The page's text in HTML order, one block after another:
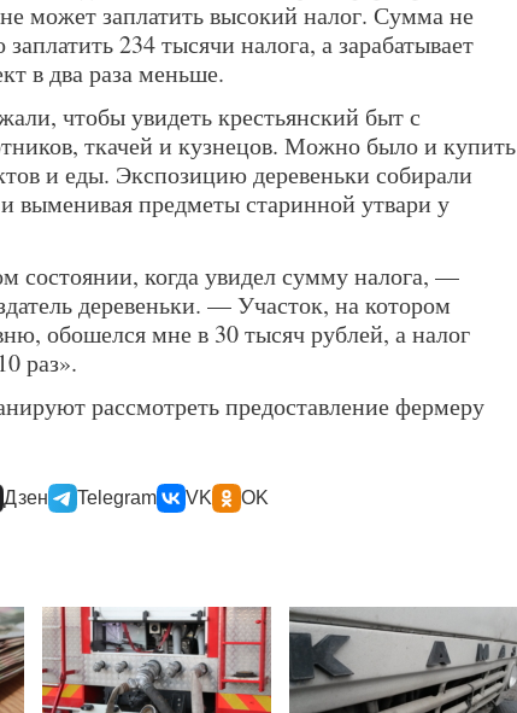
может заплатить высокий налог. Сумма не
234 тысячи налога, а зарабатывает
в два раза меньше.
чтобы увидеть крестьянский быт с
ткачей и кузнецов. Можно было и купить
и еды. Экспозицию деревеньки собирали
выменивая предметы старинной утвари у
состоянии, когда увидел сумму налога, —
деревеньки. — Участок, на котором
обошелся мне в 30 тысяч рублей, а налог
раз».
рассмотреть предоставление фермеру
Дзен Telegram VK OK